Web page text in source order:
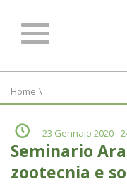
Home \
23 Gennaio 2020-
Seminario
zootecnia e